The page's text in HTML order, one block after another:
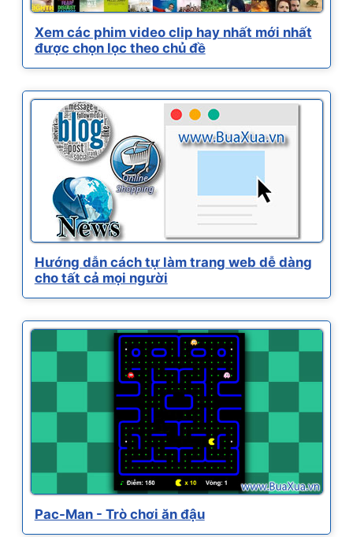
Xem các phim video clip hay nhất mới nhất
được chọn lọc theo chủ đề
Hướng dẫn cách tự làm trang web dễ dàng
cho tất cả mọi người
Pac-Man - Trò chơi ăn đậu